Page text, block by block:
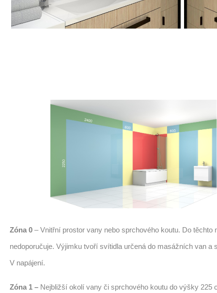
Zóna 0 – Vnitřní prostor vany nebo sprchového koutu. Do těchto
nedoporučuje. Výjimku tvoří svítidla určená do masážních van a
V napájení.
Zóna 1 – Nejbližší okolí vany či sprchového koutu do výšky 225